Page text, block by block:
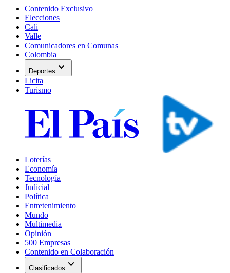
Contenido Exclusivo
Elecciones
Cali
Valle
Comunicadores en Comunas
Colombia
Deportes expand_more
Licita
Turismo
Loterías
Economía
Tecnología
Judicial
Política
Entretenimiento
Mundo
Multimedia
Opinión
500 Empresas
Contenido en Colaboración
Clasificados expand_more